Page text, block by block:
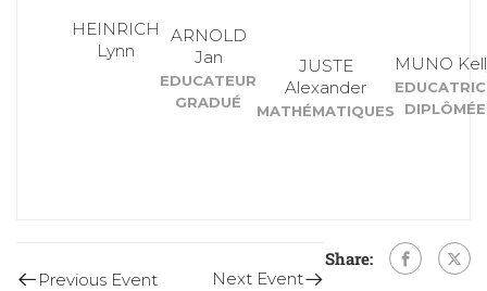
HEINRICH
Lynn
ARNOLD
Jan
EDUCATEUR
GRADUÉ
JUSTE
Alexander
MATHÉMATIQUES
MUNO
DIPLÔMÉE
Share:
Previous Event
Next Event